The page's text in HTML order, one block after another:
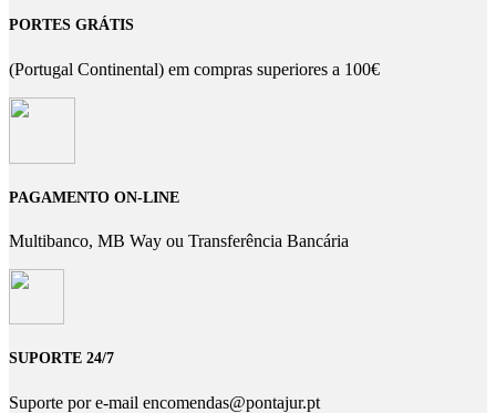
PORTES GRÁTIS
(Portugal Continental) em compras superiores a 100€
PAGAMENTO ON-LINE
Multibanco, MB Way ou Transferência Bancária
SUPORTE 24/7
Suporte por e-mail encomendas@pontajur.pt